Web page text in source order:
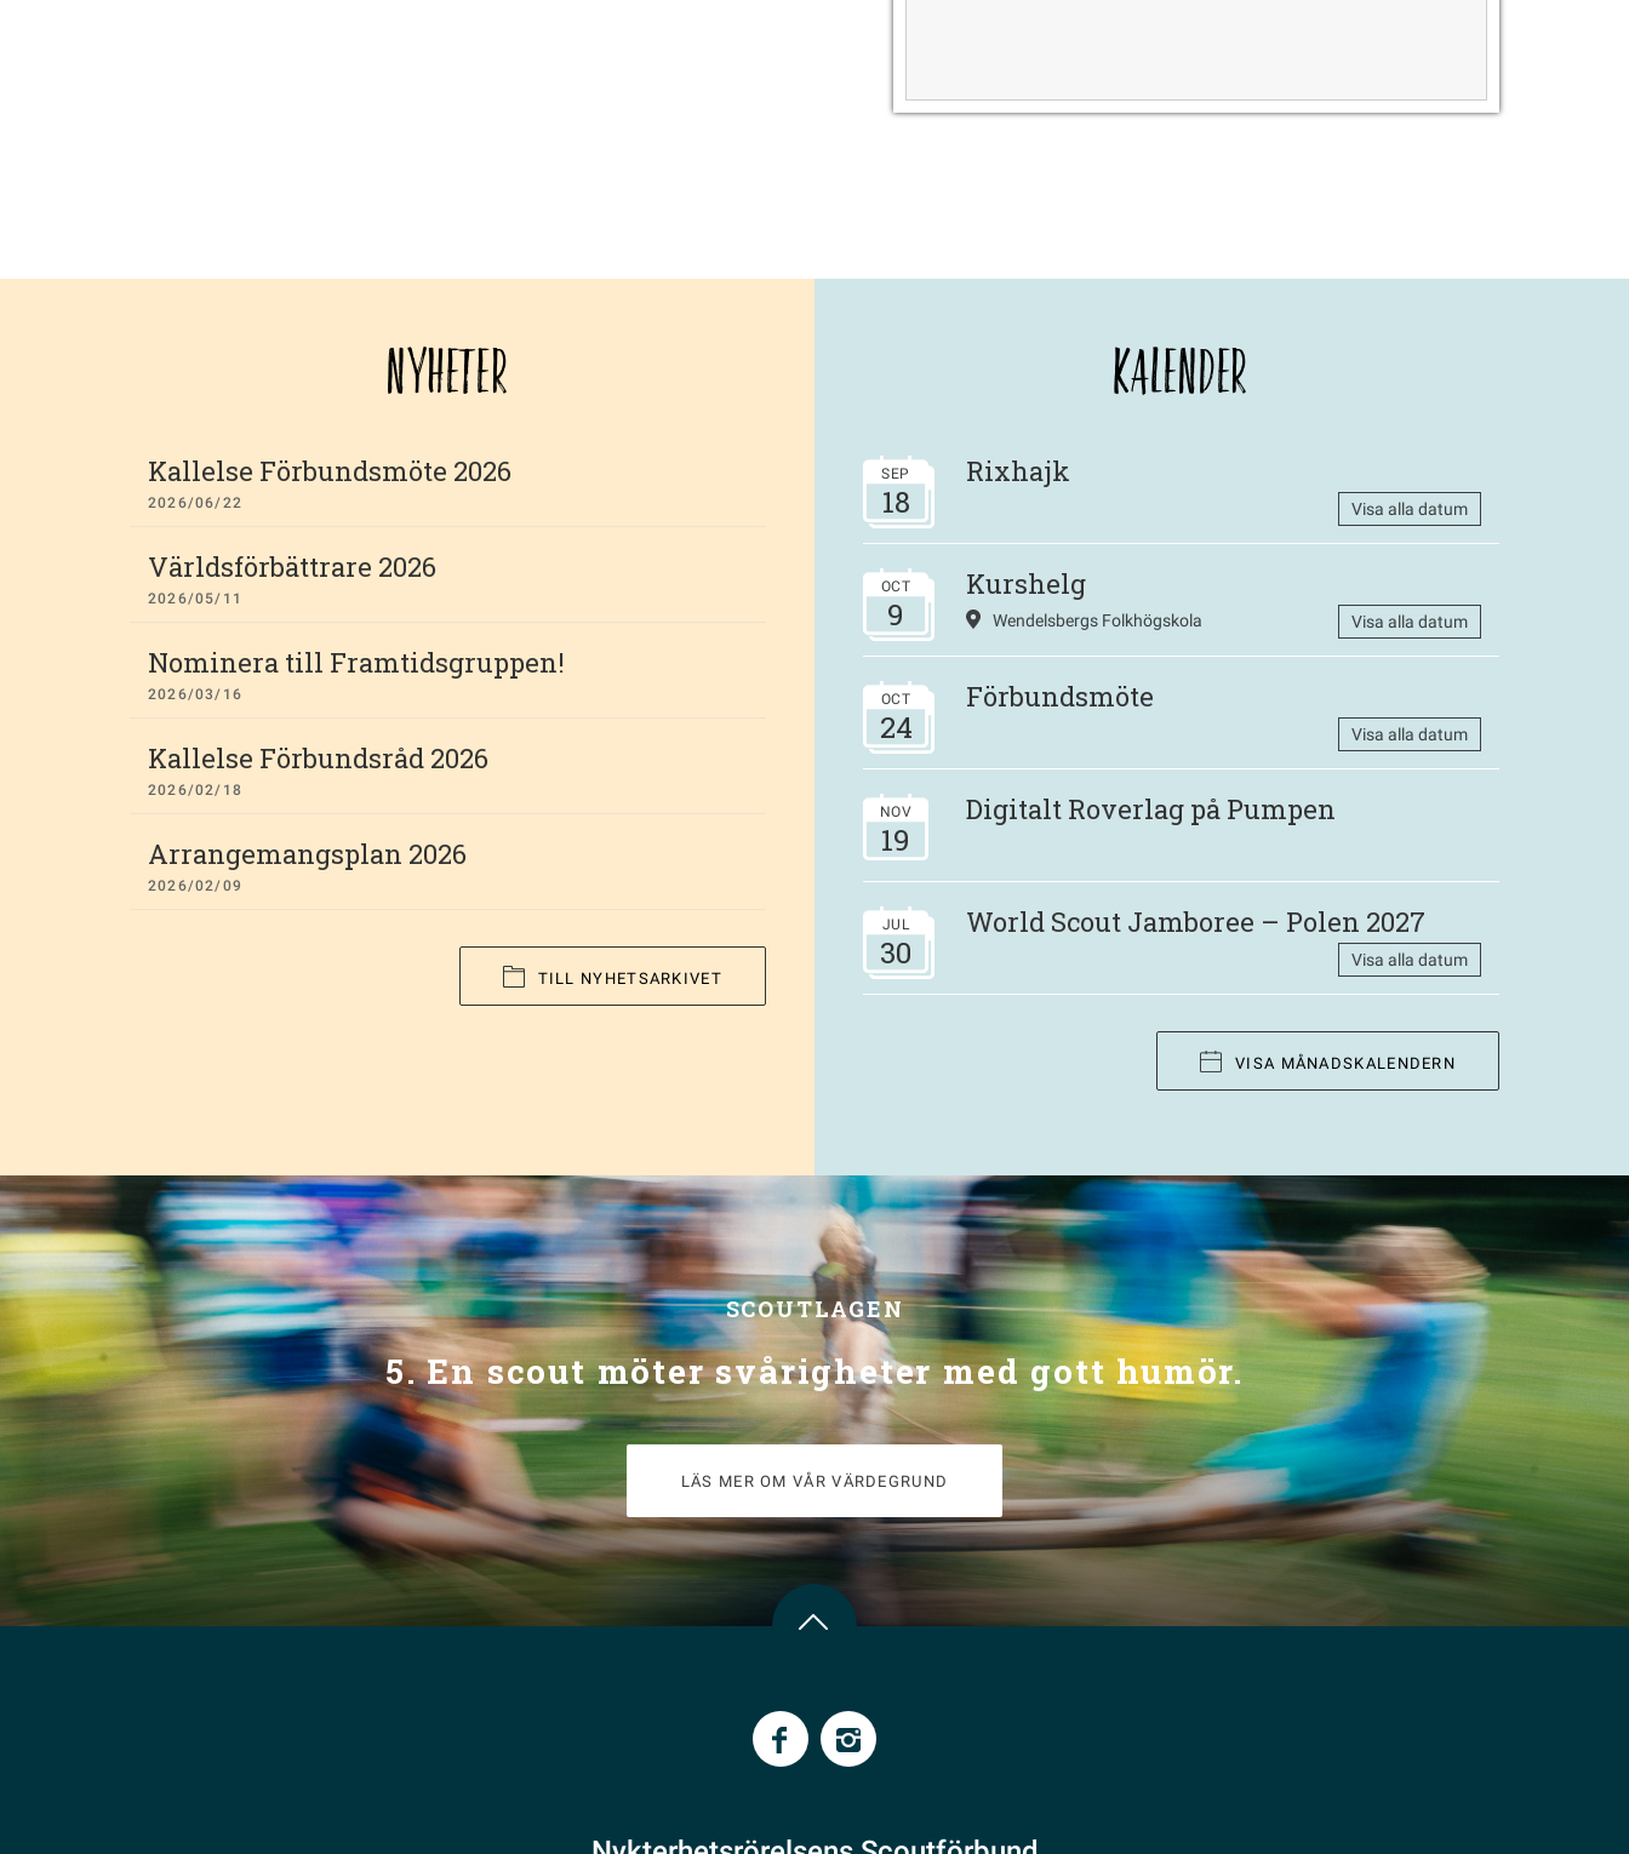
NYHETER
Kallelse Förbundsmöte 2026
2026/06/22
Världsförbättrare 2026
2026/05/11
Nominera till Framtidsgruppen!
2026/03/16
Kallelse Förbundsråd 2026
2026/02/18
Arrangemangsplan 2026
2026/02/09
TILL NYHETSARKIVET
KALENDER
SEP
18
Rixhajk
Visa alla datum
OCT
9
Kurshelg
Wendelsbergs Folkhögskola Visa alla datum
OCT
24
Förbundsmöte
Visa alla datum
NOV
19
Digitalt Roverlag på Pumpen
JUL
30
World Scout Jamboree – Polen 2027
Visa alla datum
VISA MÅNADSKALENDERN
SCOUTLAGEN
5. En scout möter svårigheter med gott humör.
LÄS MER OM VÅR VÄRDEGRUND